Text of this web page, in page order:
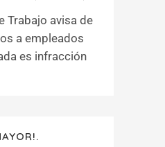
Trabajo avisa de
a empleados
es infracción